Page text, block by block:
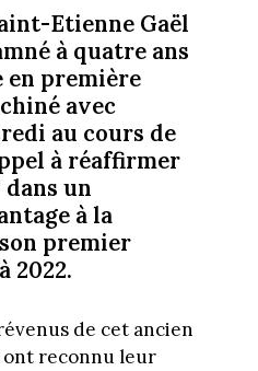
Etienne Gaël
à quatre ans
en première
avec
au cours de
à réaffirmer
un
à la
premier
2022.
de cet ancien
ont reconnu leur